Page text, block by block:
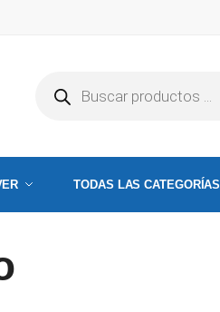
TODAS LAS CATEGORÍAS